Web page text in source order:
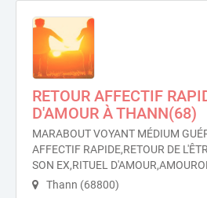
RETOUR AFFECTIF
D'AMOUR À THANN(68)
MARABOUT VOYANT MÉDIUM
AFFECTIF RAPIDE,RETOUR DE
SON EX,RITUEL
Thann (68800)